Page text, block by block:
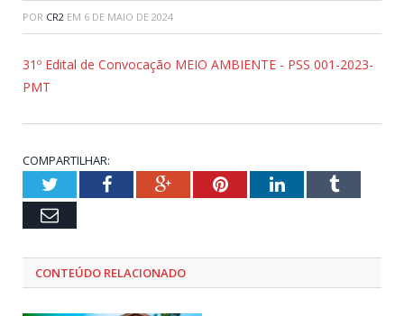
POR CR2 EM 6 DE MAIO DE 2024
31º Edital de Convocação MEIO AMBIENTE - PSS 001-2023-
PMT
COMPARTILHAR:
TwitterFacebookGoogle+PinterestLinkedInTumblr
Email
CONTEÚDO RELACIONADO